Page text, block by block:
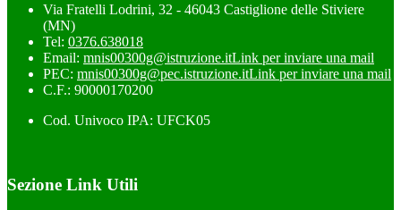
Via Fratelli Lodrini, 32 - 46043 Castiglione delle Stiviere
(MN)
Tel: 0376.638018
Email: mnis00300g@istruzione.itLink per inviare una mail
PEC: mnis00300g@pec.istruzione.itLink per inviare una mail
C.F.: 90000170200
Cod. Univoco IPA: UFCK05
Sezione Link Utili